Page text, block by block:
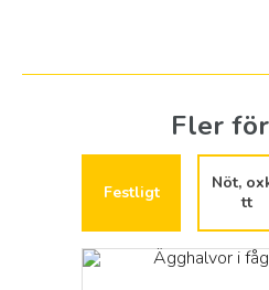
smakrik oxköttsrätt
Oxköttsrätter är oftast
dels tillbehören. En klassiker är
Marineringar brukar vara
Fler
Festligt
Nöt,
tt